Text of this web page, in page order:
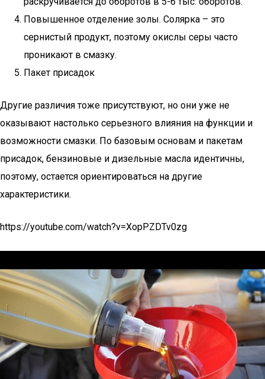
Повышенное отделение золы. Солярка – это
сернистый продукт, поэтому окислы серы часто
проникают в смазку.
Пакет присадок
Другие различия тоже присутствуют, но они уже не
оказывают настолько серьезного влияния на функции и
возможности смазки. По базовым основам и пакетам
присадок, бензиновые и дизельные масла идентичны,
поэтому, остается ориентироваться на другие
характеристики.
https://youtube.com/watch?v=XopPZDTv0zg